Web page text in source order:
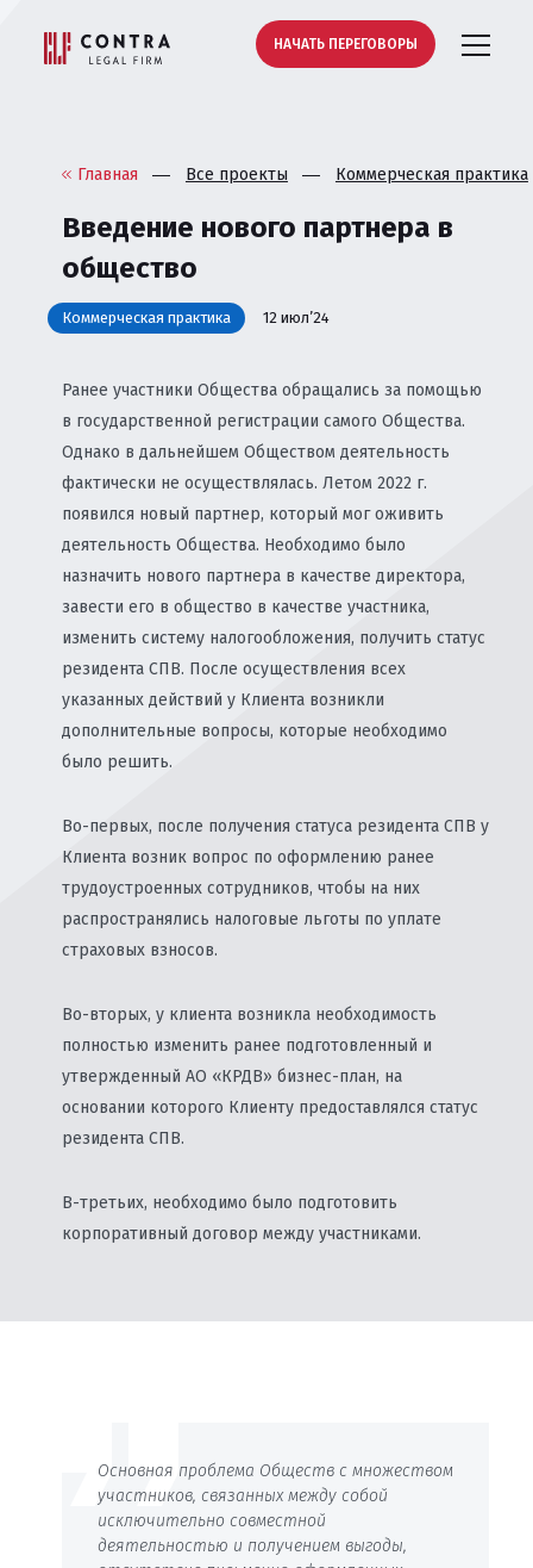
НАЧАТЬ ПЕРЕГОВОРЫ
Главная Все проекты Коммерческая практика
Введение нового партнера в
общество
Коммерческая практика 12 июл’24
Ранее участники Общества обращались за помощью
в государственной регистрации самого Общества.
Однако в дальнейшем Обществом деятельность
фактически не осуществлялась. Летом 2022 г.
появился новый партнер, который мог оживить
деятельность Общества. Необходимо было
назначить нового партнера в качестве директора,
завести его в общество в качестве участника,
изменить систему налогообложения, получить статус
резидента СПВ. После осуществления всех
указанных действий у Клиента возникли
дополнительные вопросы, которые необходимо
было решить.
Во-первых, после получения статуса резидента СПВ у
Клиента возник вопрос по оформлению ранее
трудоустроенных сотрудников, чтобы на них
распространялись налоговые льготы по уплате
страховых взносов.
Во-вторых, у клиента возникла необходимость
полностью изменить ранее подготовленный и
утвержденный АО «КРДВ» бизнес-план, на
основании которого Клиенту предоставлялся статус
резидента СПВ.
В-третьих, необходимо было подготовить
корпоративный договор между участниками.
Основная проблема Обществ с множеством
участников, связанных между собой
исключительно совместной
деятельностью и получением выгоды,